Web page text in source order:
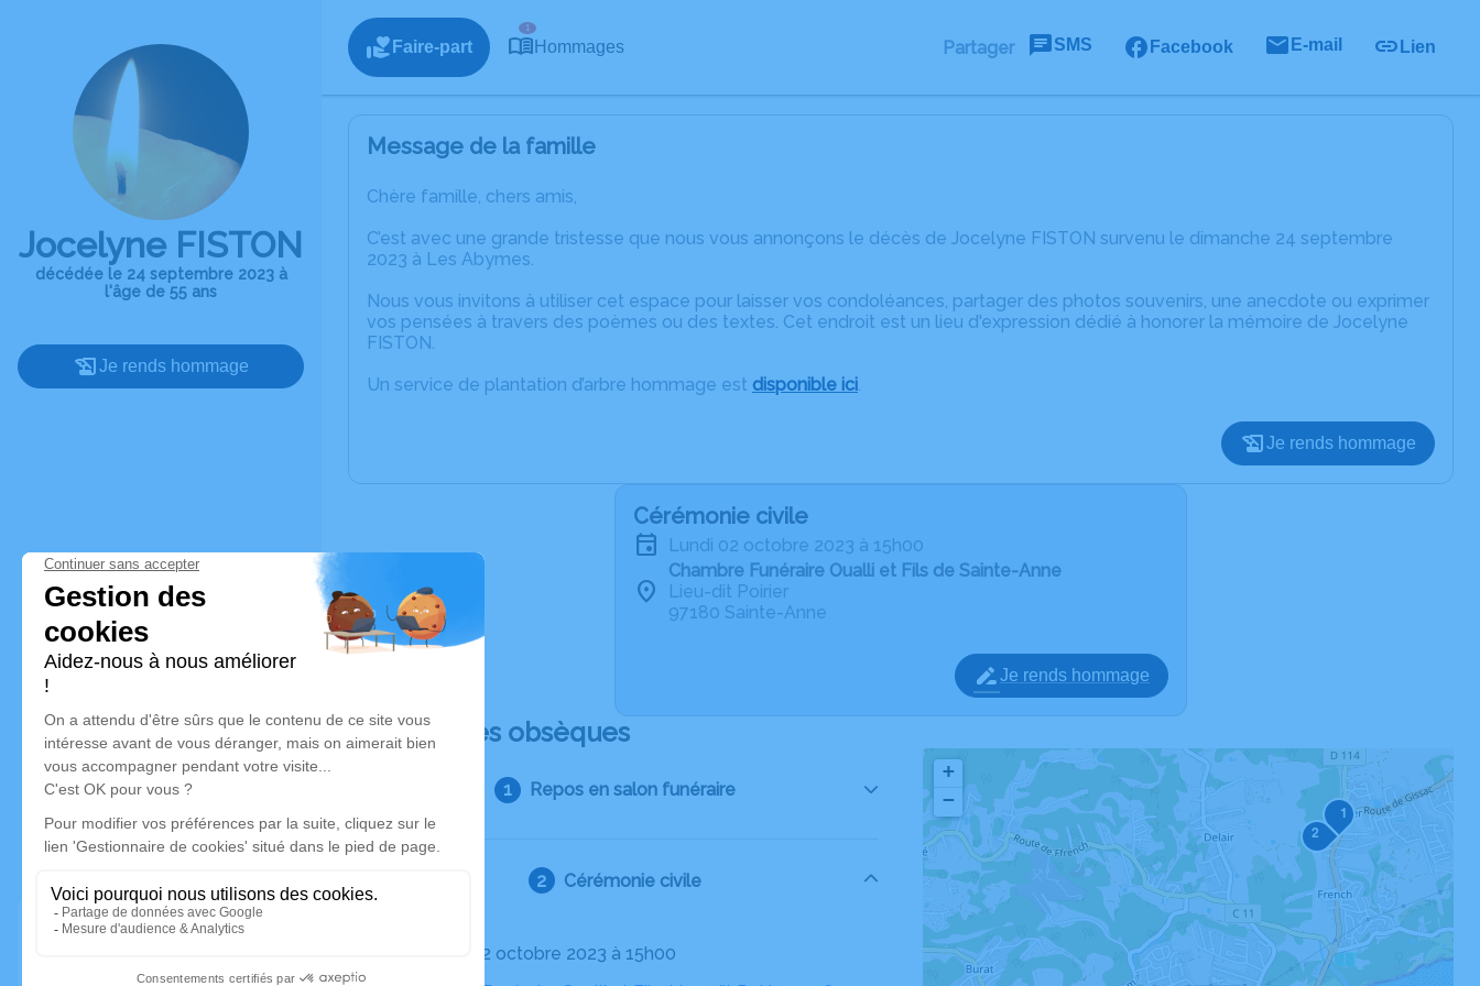
Jocelyne FISTON
décédée le 24 septembre 2023 à
l'âge de 55 ans
Je rends hommage
Faire-part
1
Hommages Partager SMS Facebook E-mail Lien
Message de la famille
Chère famille, chers amis,
C’est avec une grande tristesse que nous vous annonçons le décès de Jocelyne FISTON survenu le dimanche 24 septembre
2023 à Les Abymes.
Nous vous invitons à utiliser cet espace pour laisser vos condoléances, partager des photos souvenirs, une anecdote ou exprimer
vos pensées à travers des poèmes ou des textes. Cet endroit est un lieu d'expression dédié à honorer la mémoire de Jocelyne
FISTON.
Un service de plantation d’arbre hommage est disponible ici.
Je rends hommage
Cérémonie civile
lundi 02 octobre 2023 à 15h00
Chambre Funéraire Oualli et Fils de Sainte-Anne
Lieu-dit Poirier
97180 Sainte-Anne
Je rends hommage
Déroulé des obsèques
Repos en salon funéraire
Cérémonie civile
Le lundi 02 octobre 2023 à 15h00
1
2
+
−